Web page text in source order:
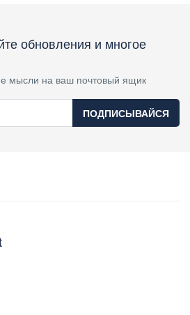
обновления и многое
мысли на ваш почтовый ящик
ПОДПИСЫВАЙСЯ